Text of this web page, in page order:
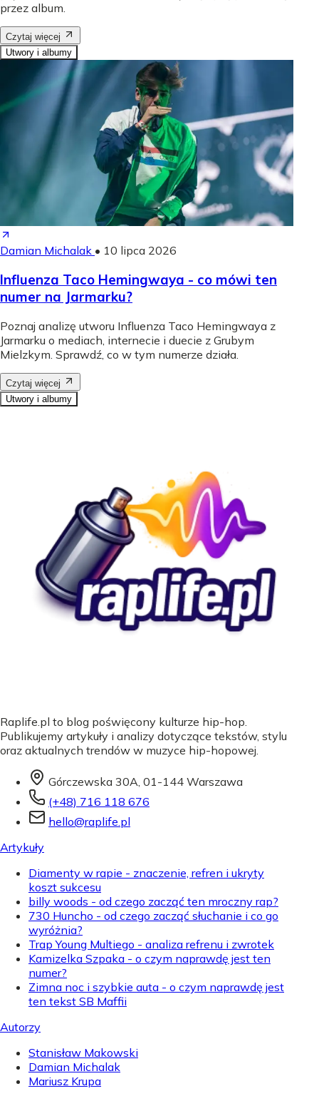
przez album.
Czytaj więcej
Utwory i albumy
Damian Michalak • 10 lipca 2026
Influenza Taco Hemingwaya - co mówi ten
numer na Jarmarku?
Poznaj analizę utworu Influenza Taco Hemingwaya z
Jarmarku o mediach, internecie i duecie z Grubym
Mielzkym. Sprawdź, co w tym numerze działa.
Czytaj więcej
Utwory i albumy
Raplife.pl to blog poświęcony kulturze hip-hop.
Publikujemy artykuły i analizy dotyczące tekstów, stylu
oraz aktualnych trendów w muzyce hip-hopowej.
Górczewska 30A, 01-144 Warszawa
(+48) 716 118 676
hello@raplife.pl
Artykuły
Diamenty w rapie - znaczenie, refren i ukryty
koszt sukcesu
billy woods - od czego zacząć ten mroczny rap?
730 Huncho - od czego zacząć słuchanie i co go
wyróżnia?
Trap Young Multiego - analiza refrenu i zwrotek
Kamizelka Szpaka - o czym naprawdę jest ten
numer?
Zimna noc i szybkie auta - o czym naprawdę jest
ten tekst SB Maffii
Autorzy
Stanisław Makowski
Damian Michalak
Mariusz Krupa